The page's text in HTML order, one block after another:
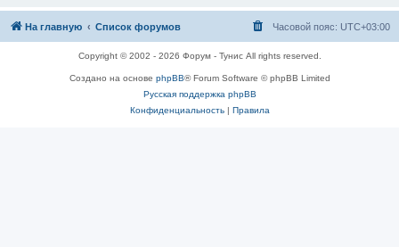
На главную Список форумов Часовой пояс: UTC+03:00
Copyright © 2002 - 2026 Форум - Тунис All rights reserved.
Создано на основе phpBB® Forum Software © phpBB Limited
Русская поддержка phpBB
Конфиденциальность| Правила